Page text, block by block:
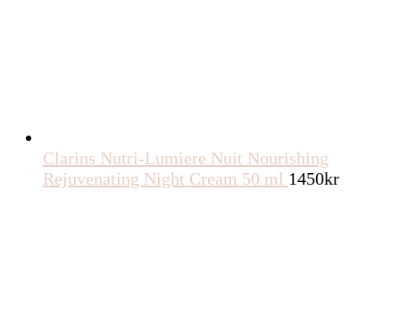
Clarins Nutri-Lumiere Nuit Nourishing
Rejuvenating Night Cream 50 ml 1450kr